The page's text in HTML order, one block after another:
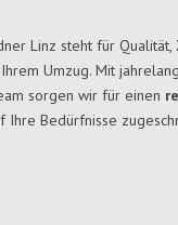
Linz steht für Qualität,
Umzug. Mit
sorgen wir für einen
Ihre Bedürfnisse